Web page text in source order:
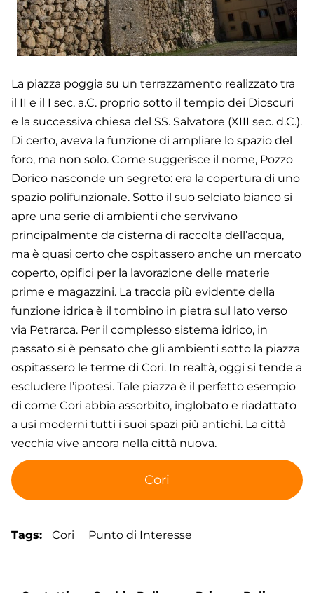
La piazza poggia su un terrazzamento realizzato tra
il II e il I sec. a.C. proprio sotto il tempio dei Dioscuri
e la successiva chiesa del SS. Salvatore (XIII sec. d.C.).
Di certo, aveva la funzione di ampliare lo spazio del
foro, ma non solo. Come suggerisce il nome, Pozzo
Dorico nasconde un segreto: era la copertura di uno
spazio polifunzionale. Sotto il suo selciato bianco si
apre una serie di ambienti che servivano
principalmente da cisterna di raccolta dell’acqua,
ma è quasi certo che ospitassero anche un mercato
coperto, opifici per la lavorazione delle materie
prime e magazzini. La traccia più evidente della
funzione idrica è il tombino in pietra sul lato verso
via Petrarca. Per il complesso sistema idrico, in
passato si è pensato che gli ambienti sotto la piazza
ospitassero le terme di Cori. In realtà, oggi si tende a
escludere l’ipotesi. Tale piazza è il perfetto esempio
di come Cori abbia assorbito, inglobato e riadattato
a usi moderni tutti i suoi spazi più antichi. La città
vecchia vive ancora nella città nuova.
Cori
Tags Cori Punto di Interesse